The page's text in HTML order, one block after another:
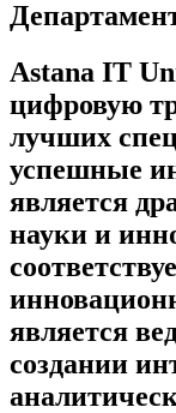
Astana IT
цифровую
лучших
успешные
является
науки и
является
создании